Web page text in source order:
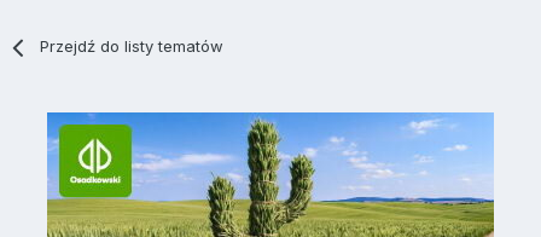
Przejdź do listy tematów